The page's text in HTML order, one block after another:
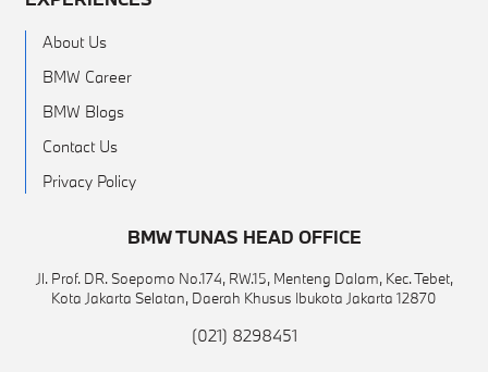
About Us
BMW Career
BMW Blogs
Contact Us
Privacy Policy
BMW TUNAS HEAD OFFICE
Jl. Prof. DR. Soepomo No.174, RW.15, Menteng Dalam, Kec. Tebet,
Kota Jakarta Selatan, Daerah Khusus Ibukota Jakarta 12870
(021) 8298451